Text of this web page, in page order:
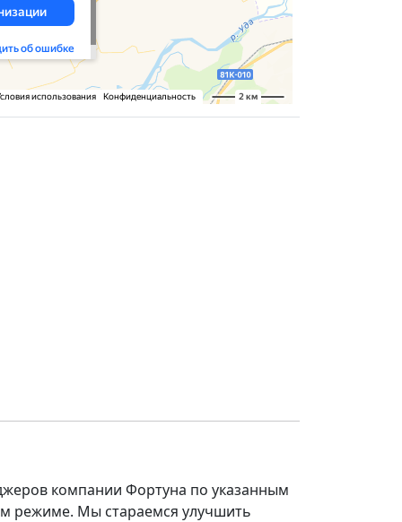
компании Фортуна по указанным
режиме. Мы стараемся улучшить